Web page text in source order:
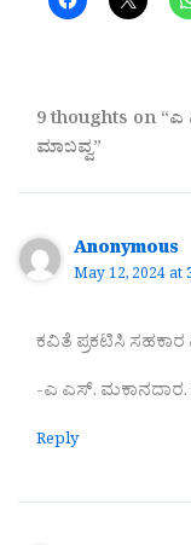
9 thoughts on
ಮಾಬವ್ವ”
Anonymous
May 12, 2024 at
ಕವಿತೆ ಪ್ರಕಟಿಸಿ ಸಹಕಾರ
-ಎ ಎಸ್. ಮಕಾನದಾರ.
Reply